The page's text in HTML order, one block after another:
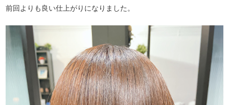
前回よりも良い仕上がりになりました。